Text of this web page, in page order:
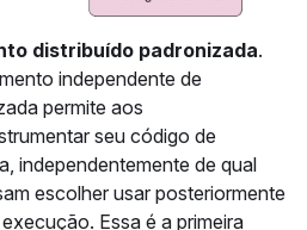
distribuído padronizada.
independente de
permite aos
seu código de
independentemente de qual
escolher usar posteriormente
Essa é a primeira